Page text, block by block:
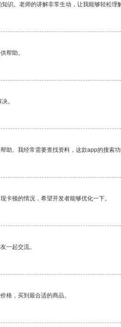
识。老师的讲解非常生动，让我能够轻松理
帮助。
。
助。我经常需要查找资料，这款app的搜索
卡顿的情况，希望开发者能够优化一下。
一起交流。
格，买到最合适的商品。